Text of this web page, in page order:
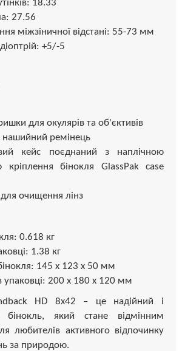
18.33
27.56
міжзіничної відстані: 55-73 мм
+5/-5
для окулярів та об'єктивів
ремінець
кейс поєднаний з наплічною
кріплення бінокля GlassPak case
очищення лінз
0.618 кг
1.38 кг
145 x 123 x 50 мм
упаковці: 200 x 180 x 120 мм
HD 8x42 – це надійний і
бінокль, який стане відмінним
любителів активного відпочинку
за природою.